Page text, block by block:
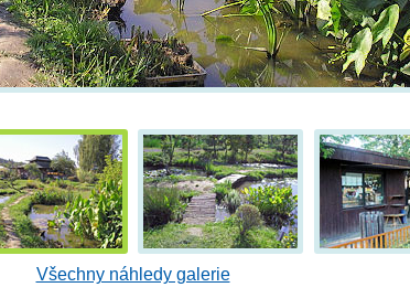
Všechny náhledy galerie